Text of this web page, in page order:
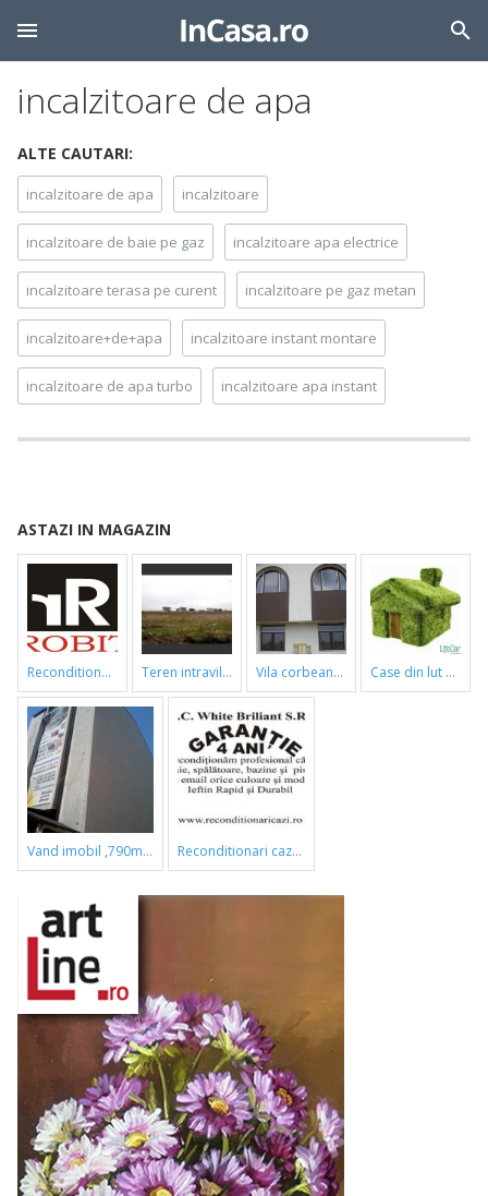
incalzitoare de apa
ALTE CAUTARI:
incalzitoare de apa incalzitoare
incalzitoare de baie pe gaz incalzitoare apa electrice
incalzitoare terasa pe curent incalzitoare pe gaz metan
incalzitoare+de+apa incalzitoare instant montare
incalzitoare de apa turbo incalzitoare apa instant
ASTAZI IN MAGAZIN
reconditionari cazi de baie teren intravilan vila corbeanca case din lut si paie
vand imobil ,790m,piata gorjului,pret negociabil reconditionari cazi de baie